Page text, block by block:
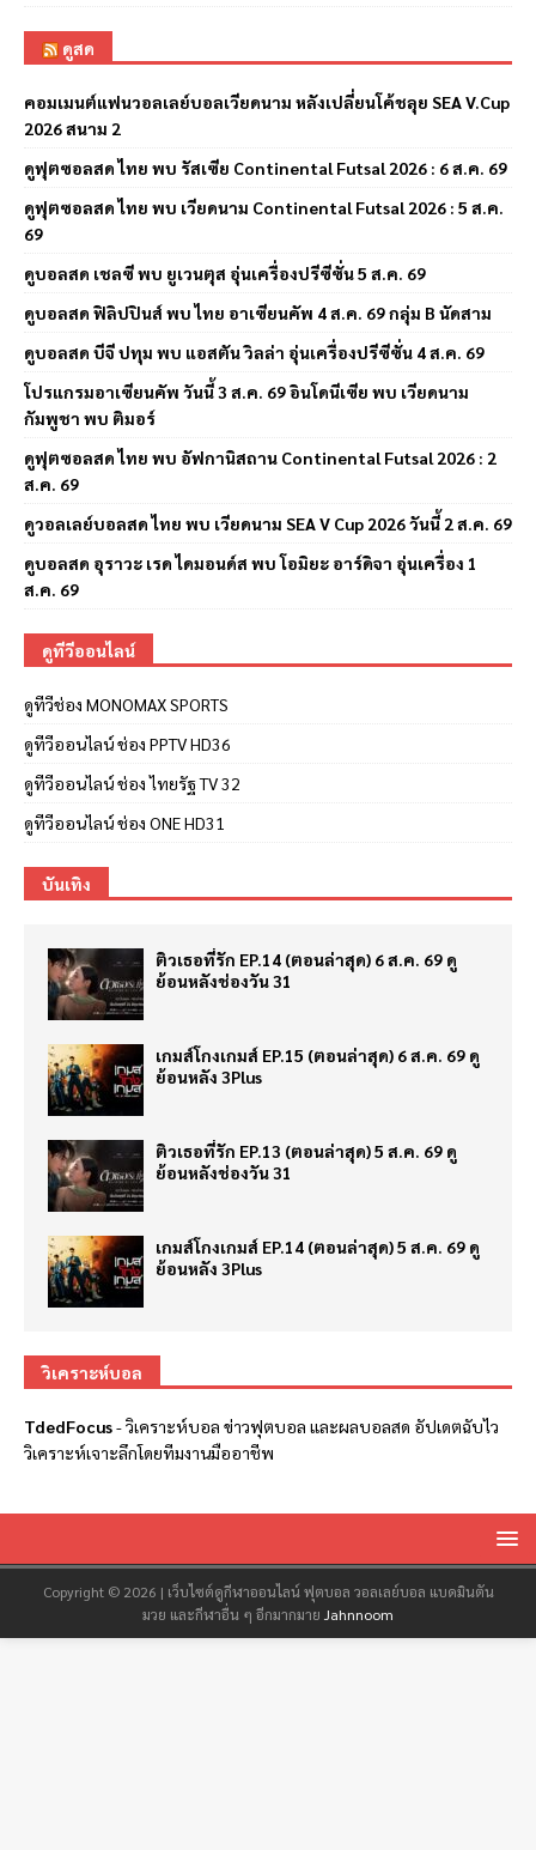
ดูสด
คอมเมนต์แฟนวอลเลย์บอลเวียดนาม หลังเปลี่ยนโค้ชลุย SEA V.Cup
2026 สนาม 2
ดูฟุตซอลสด ไทย พบ รัสเซีย Continental Futsal 2026 : 6 ส.ค. 69
ดูฟุตซอลสด ไทย พบ เวียดนาม Continental Futsal 2026 : 5 ส.ค.
69
ดูบอลสด เชลซี พบ ยูเวนตุส อุ่นเครื่องปรีซีซั่น 5 ส.ค. 69
ดูบอลสด ฟิลิปปินส์ พบ ไทย อาเซียนคัพ 4 ส.ค. 69 กลุ่ม B นัดสาม
ดูบอลสด บีจี ปทุม พบ แอสตัน วิลล่า อุ่นเครื่องปรีซีซั่น 4 ส.ค. 69
โปรแกรมอาเซียนคัพ วันนี้ 3 ส.ค. 69 อินโดนีเซีย พบ เวียดนาม
กัมพูชา พบ ติมอร์
ดูฟุตซอลสด ไทย พบ อัฟกานิสถาน Continental Futsal 2026 : 2
ส.ค. 69
ดูวอลเลย์บอลสด ไทย พบ เวียดนาม SEA V Cup 2026 วันนี้ 2 ส.ค. 69
ดูบอลสด อุราวะ เรด ไดมอนด์ส พบ โอมิยะ อาร์ดิจา อุ่นเครื่อง 1
ส.ค. 69
ดูทีวีออนไลน์
ดูทีวีช่อง MONOMAX SPORTS
ดูทีวีออนไลน์ ช่อง PPTV HD36
ดูทีวีออนไลน์ ช่อง ไทยรัฐ TV 32
ดูทีวีออนไลน์ ช่อง ONE HD31
บันเทิง
ติวเธอที่รัก EP.14 (ตอนล่าสุด) 6 ส.ค. 69 ดู
ย้อนหลังช่องวัน 31
เกมส์โกงเกมส์ EP.15 (ตอนล่าสุด) 6 ส.ค. 69 ดู
ย้อนหลัง 3Plus
ติวเธอที่รัก EP.13 (ตอนล่าสุด) 5 ส.ค. 69 ดู
ย้อนหลังช่องวัน 31
เกมส์โกงเกมส์ EP.14 (ตอนล่าสุด) 5 ส.ค. 69 ดู
ย้อนหลัง 3Plus
วิเคราะห์บอล
TdedFocus-วิเคราะห์บอล ข่าวฟุตบอล และผลบอลสด อัปเดตฉับไว
วิเคราะห์เจาะลึกโดยทีมงานมืออาชีพ
Copyright © 2026 | เว็บไซต์ดูกีฬาออนไลน์ ฟุตบอล วอลเลย์บอล แบดมินตัน
มวย และกีฬาอื่น ๆ อีกมากมาย Jahnnoom